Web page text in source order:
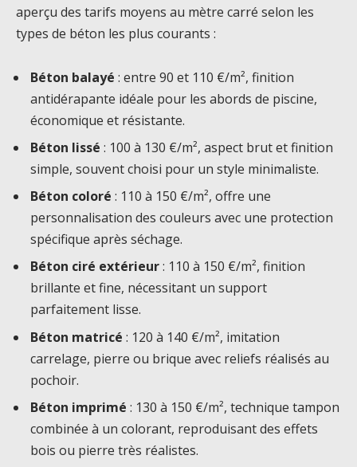
aperçu des tarifs moyens au mètre carré selon les
types de béton les plus courants :
Béton balayé : entre 90 et 110 €/m², finition
antidérapante idéale pour les abords de piscine,
économique et résistante.
Béton lissé : 100 à 130 €/m², aspect brut et finition
simple, souvent choisi pour un style minimaliste.
Béton coloré : 110 à 150 €/m², offre une
personnalisation des couleurs avec une protection
spécifique après séchage.
Béton ciré extérieur: 110 à 150 €/m², finition
brillante et fine, nécessitant un support
parfaitement lisse.
Béton matricé : 120 à 140 €/m², imitation
carrelage, pierre ou brique avec reliefs réalisés au
pochoir.
Béton imprimé : 130 à 150 €/m², technique tampon
combinée à un colorant, reproduisant des effets
bois ou pierre très réalistes.